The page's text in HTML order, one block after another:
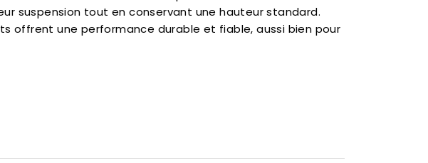
suspension tout en conservant une hauteur standard.
offrent une performance durable et fiable, aussi bien pour